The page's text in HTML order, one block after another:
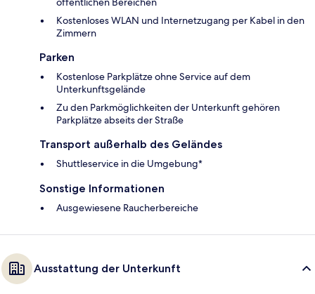
Kostenloses WLAN und Internetzugang per Kabel in den
Zimmern
Parken
Kostenlose Parkplätze ohne Service auf dem
Unterkunftsgelände
Zu den Parkmöglichkeiten der Unterkunft gehören
Parkplätze abseits der Straße
Transport außerhalb des Geländes
Shuttleservice in die Umgebung*
Sonstige Informationen
Ausgewiesene Raucherbereiche
Ausstattung der Unterkunft